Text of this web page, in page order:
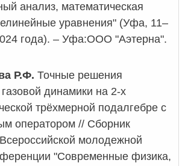
анализ, математическая
уравнения" (Уфа, 11–
года). – Уфа:ООО "Аэтерна".
Р.Ф. Точные решения
динамики на 2-х
трёхмерной подалгебре с
оператором // Сборник
молодежной
"Современные физика,